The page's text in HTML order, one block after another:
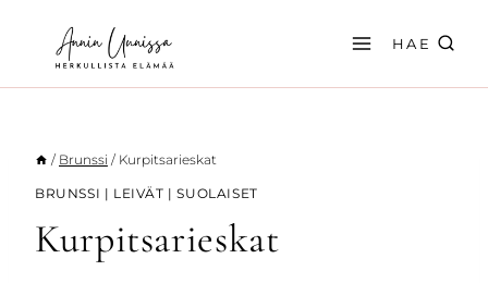
sisältöön
HAE
/ Brunssi / Kurpitsarieskat
BRUNSSI | LEIVÄT |SUOLAISET
Kurpitsarieskat